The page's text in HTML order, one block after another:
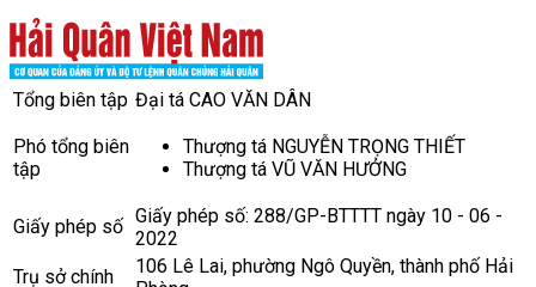
Tổng biên tập Đại tá CAO VĂN DÂN
Phó tổng biên
tập
Thượng tá NGUYỄN TRỌNG THIẾT
Thượng tá VŨ VĂN HƯỞNG
Giấy phép số Giấy phép số: 288/GP-BTTTT ngày 10 - 06 -
2022
Trụ sở chính
106 Lê Lai, phường Ngô Quyền, thành phố Hải